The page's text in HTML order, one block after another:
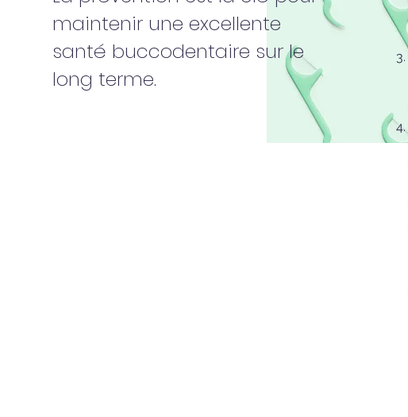
maintenir une excellente
santé buccodentaire sur le
long terme.